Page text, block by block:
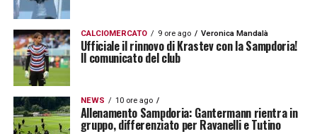
CALCIOMERCATO 9 ore ago Veronica Mandalà
Ufficiale il rinnovo di Krastev con la Sampdoria!
Il comunicato del club
NEWS 10 ore ago
Allenamento Sampdoria: Gantermann rientra in
gruppo, differenziato per Ravanelli e Tutino